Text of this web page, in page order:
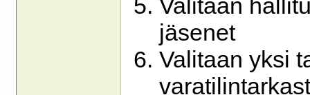
Valitaan
jäsenet
Valitaan yksi